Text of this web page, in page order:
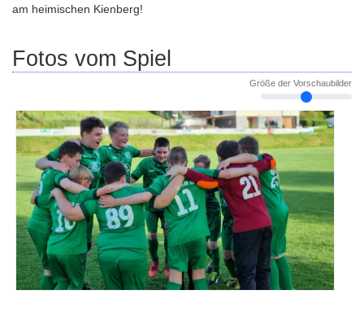
am heimischen Kienberg!
Fotos vom Spiel
Größe der Vorschaubilder